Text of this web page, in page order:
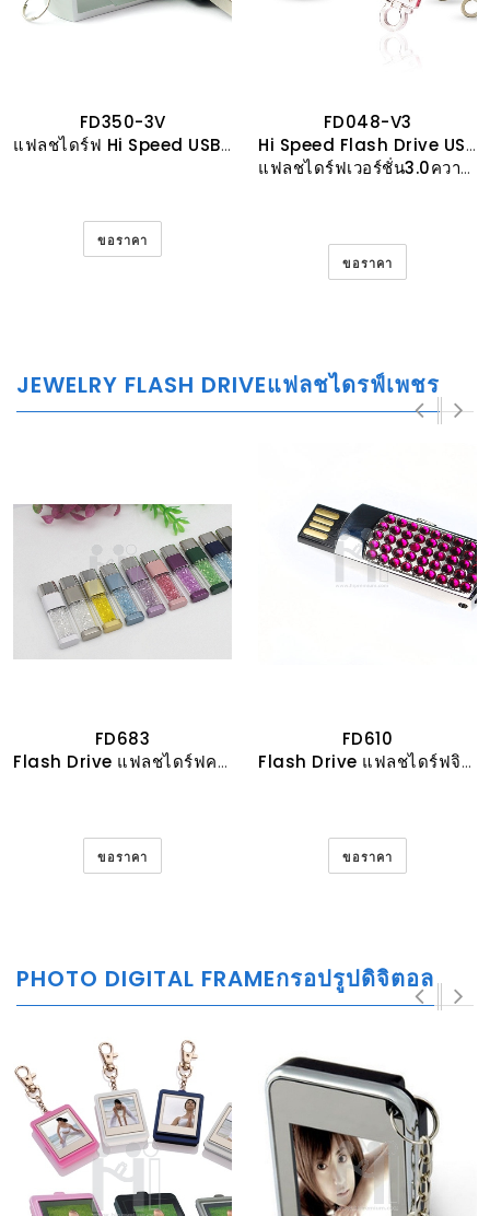
FD350-3V
แฟลชไดร์ฟ Hi Speed USB 3.0 ความเร็วสูง
ขอราคา
FD048-V3
Hi Speed Flash Drive USB 3.0
แฟลชไดร์ฟเวอร์ชั่น3.0ความเร็วสูง
ขอราคา
JEWELRY FLASH DRIVEแฟลชไดรฟ์เพชร
FD683
Flash Drive แฟลชไดร์ฟคริสตัลเทียม
ขอราคา
FD610
Flash Drive แฟลชไดร์ฟจิวเวอรี่ประดับคริสตัล
ขอราคา
PHOTO DIGITAL FRAMEกรอปรูปดิจิตอล